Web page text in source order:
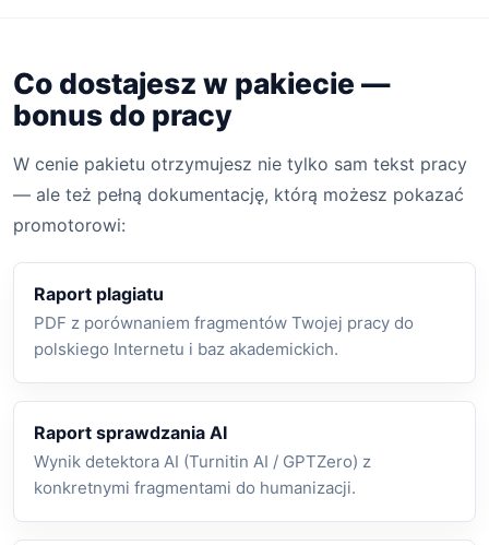
Co dostajesz w pakiecie —
bonus do pracy
W cenie pakietu otrzymujesz nie tylko sam tekst pracy
— ale też pełną dokumentację, którą możesz pokazać
promotorowi:
Raport plagiatu
PDF z porównaniem fragmentów Twojej pracy do
polskiego Internetu i baz akademickich.
Raport sprawdzania AI
Wynik detektora AI (Turnitin AI / GPTZero) z
konkretnymi fragmentami do humanizacji.